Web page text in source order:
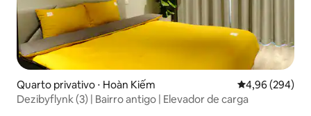
Quarto privativo ⋅ Hoàn Kiếm 4,96 de uma
4,96 (294)
Dezibyflynk (3) | Bairro antigo | Elevador de carga